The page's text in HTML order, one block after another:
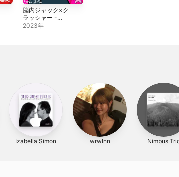
脳内ジャック×ク
ラッシャー -
Single
2023年
Izabella Simon wrwlnn Nimbus